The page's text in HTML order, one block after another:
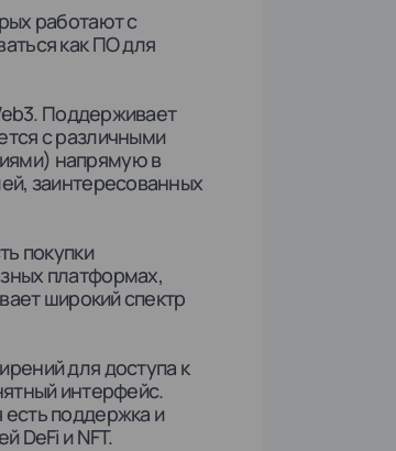
работают с
как ПО для
Поддерживает
с различными
напрямую в
заинтересованных
покупки
платформах,
широкий спектр
для доступа к
интерфейс.
поддержка и
DeFi и NFT.